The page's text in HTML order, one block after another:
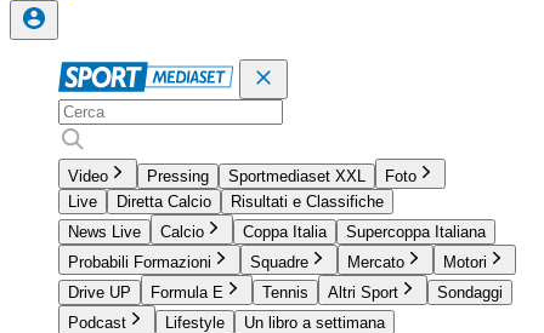
Video Pressing Sportmediaset XXL
Foto
Live
Diretta Calcio
Risultati e Classifiche
News Live
Calcio Coppa Italia
Supercoppa Italiana
Probabili Formazioni
Squadre Mercato
Motori
Drive UP
Formula E Tennis Altri Sport
Sondaggi
Podcast
Lifestyle
Un libro a settimana